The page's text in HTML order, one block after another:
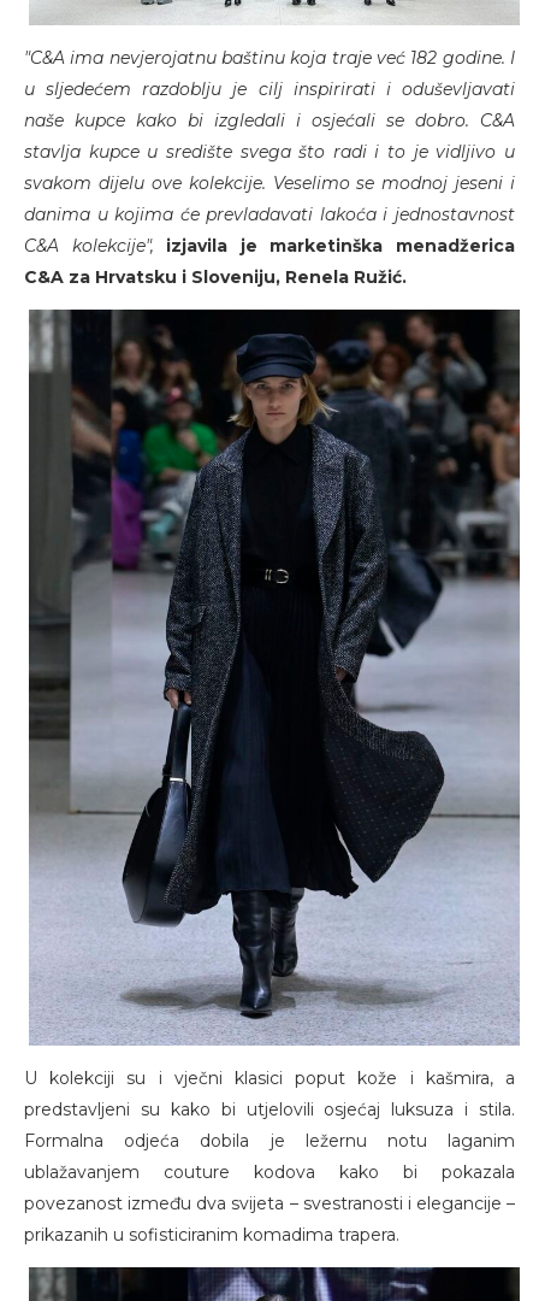
"C&A ima nevjerojatnu baštinu koja traje već 182 godine. I
u sljedećem razdoblju je cilj inspirirati i oduševljavati
naše kupce kako bi izgledali i osjećali se dobro. C&A
stavlja kupce u središte svega što radi i to je vidljivo u
svakom dijelu ove kolekcije. Veselimo se modnoj jeseni i
danima u kojima će prevladavati lakoća i jednostavnost
C&A kolekcije",
izjavila je marketinška menadžerica
C&A za Hrvatsku i Sloveniju, Renela Ružić.
U kolekciji su i vječni klasici poput kože i kašmira, a
predstavljeni su kako bi utjelovili osjećaj luksuza i stila.
Formalna odjeća dobila je ležernu notu laganim
ublažavanjem couture kodova kako bi pokazala
povezanost između dva svijeta – svestranosti i elegancije –
prikazanih u sofisticiranim komadima trapera.